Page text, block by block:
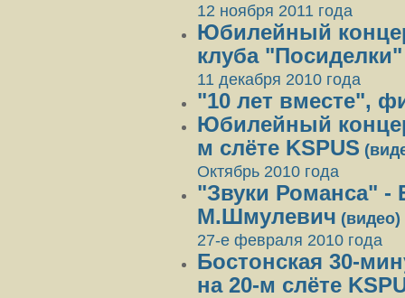
12 ноября 2011 года
Юбилейный
клуба "Посиделки"
11 декабря 2010 года
"10 лет вместе",
Юбилейный
м слёте KSPUS
Октябрь 2010 года
"Звуки Романса" -
М.Шмулевич (видео)
27-е февраля 2010 года
Бостонская 30-
на 20-м слёте